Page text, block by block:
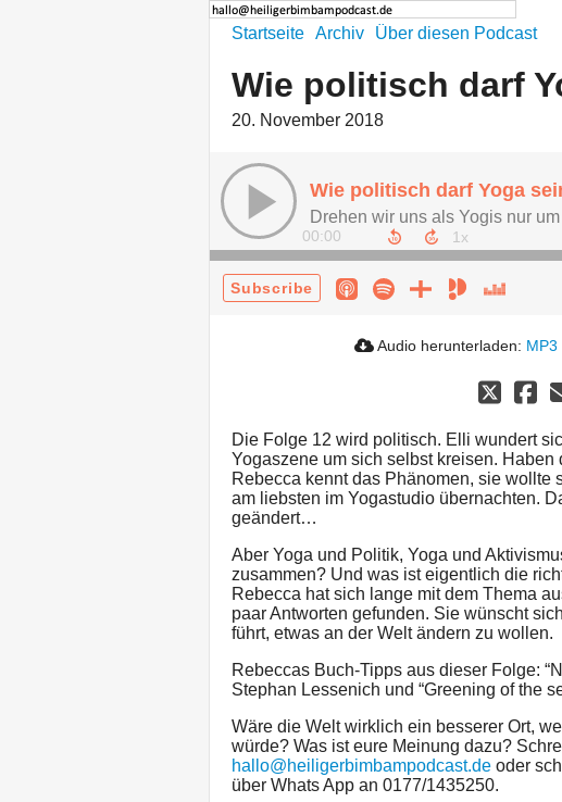
Startseite Archiv Über diesen Podcast
Wie politisch darf
20. November 2018
Wie politisch darf Yoga
Drehen wir uns als Yogis nur
00:00
Subscribe
Audio herunterladen: MP3
Die Folge 12 wird politisch. Elli wundert
Yogaszene um sich selbst kreisen.
Rebecca kennt das Phänomen, sie wollte
am liebsten im Yogastudio übernachten.
geändert…
Aber Yoga und Politik, Yoga und
zusammen? Und was ist eigentlich die
Rebecca hat sich lange mit dem Thema
paar Antworten gefunden. Sie wünscht
führt, etwas an der Welt ändern zu wollen.
Rebeccas Buch-Tipps aus dieser Folge:
Stephan Lessenich und “Greening of the
Wäre die Welt wirklich ein besserer Ort,
würde? Was ist eure Meinung dazu?
hallo@heiligerbimbampodcast.de oder
über Whats App an 0177/1435250.